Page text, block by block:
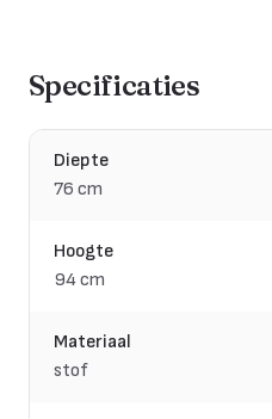
Specificaties
Diepte
76 cm
Hoogte
94 cm
Materiaal
stof